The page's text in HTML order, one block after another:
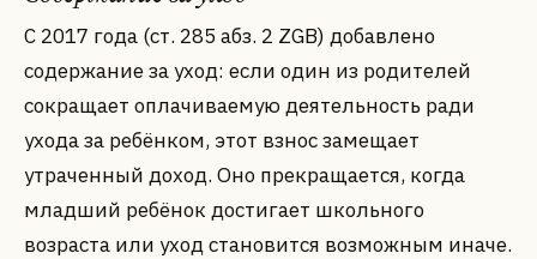
С 2017 года (ст. 285 абз. 2 ZGB) добавлено
содержание за уход: если один из родителей
сокращает оплачиваемую деятельность ради
ухода за ребёнком, этот взнос замещает
утраченный доход. Оно прекращается, когда
младший ребёнок достигает школьного
возраста или уход становится возможным иначе.